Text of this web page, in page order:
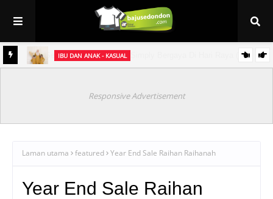
IBU DAN ANAK - KASUAL
Responsive Advertisement
Laman utama featured Year End Sale Raihan Raihanah
Year End Sale Raihan